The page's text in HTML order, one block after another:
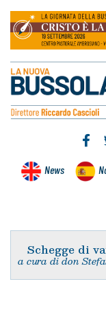
News
Schegge di
a cura di don